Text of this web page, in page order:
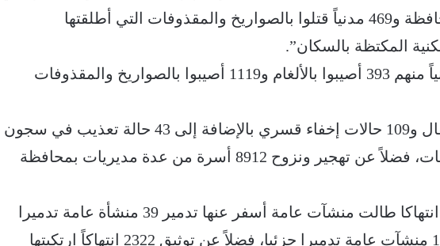
زرعتها المليشيات في المحافظة و469 مدنياً قتلوا بالصواريخ والمقذوفات التي أطلقتها
المكتظة بالسكان”.
كما شملت إصابة 1512 مدنياً منهم 393 أصيبوا بالألغام و1119 أصيبوا بالصواريخ والمقذوفات
ووثق التقرير 391 حالة اعتقال و109 حالات إخفاء قسري بالإضافة إلى 43 حالة تعذيب في سجون
المليشيات في عدة محافظات، فضلاً عن تهجير ونزوح 8912 أسرة من عدة مديريات بمحافظة
وقال التقرير إنه “وثق 148 انتهاكا طالت منشآت عامة أسفر عنها تدمير 39 منشأة عامة تدميرا
كليا، بالإضافة إلى تدمير 109 منشآت عامة تدميرا جزئيا، فضلاً عن توثيق 2322 انتهاكاً ارتكبتها